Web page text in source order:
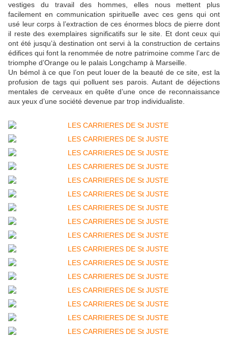
vestiges du travail des hommes, elles nous mettent plus
facilement en communication spirituelle avec ces gens qui ont
usé leur corps à l’extraction de ces énormes blocs de pierre dont
il reste des exemplaires significatifs sur le site. Et dont ceux qui
ont été jusqu’à destination ont servi à la construction de certains
édifices qui font la renommée de notre patrimoine comme l’arc de
triomphe d’Orange ou le palais Longchamp à Marseille.
Un bémol à ce que l’on peut louer de la beauté de ce site, est la
profusion de tags qui polluent ses parois. Autant de déjections
mentales de cerveaux en quête d’une once de reconnaissance
aux yeux d’une société devenue par trop individualiste.